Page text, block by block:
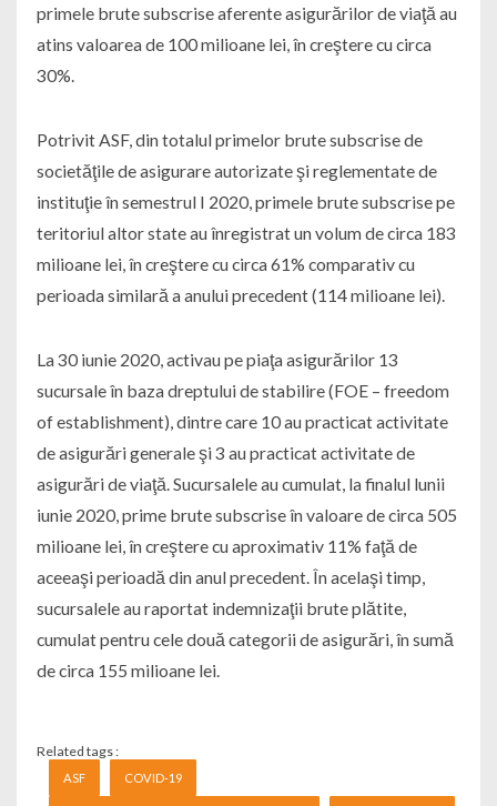
primele brute subscrise aferente asigurărilor de viaţă au
atins valoarea de 100 milioane lei, în creştere cu circa
30%.
Potrivit ASF, din totalul primelor brute subscrise de
societăţile de asigurare autorizate şi reglementate de
instituţie în semestrul I 2020, primele brute subscrise pe
teritoriul altor state au înregistrat un volum de circa 183
milioane lei, în creştere cu circa 61% comparativ cu
perioada similară a anului precedent (114 milioane lei).
La 30 iunie 2020, activau pe piaţa asigurărilor 13
sucursale în baza dreptului de stabilire (FOE – freedom
of establishment), dintre care 10 au practicat activitate
de asigurări generale şi 3 au practicat activitate de
asigurări de viaţă. Sucursalele au cumulat, la finalul lunii
iunie 2020, prime brute subscrise în valoare de circa 505
milioane lei, în creştere cu aproximativ 11% faţă de
aceeaşi perioadă din anul precedent. În acelaşi timp,
sucursalele au raportat indemnizaţii brute plătite,
cumulat pentru cele două categorii de asigurări, în sumă
de circa 155 milioane lei.
Related tags :
ASF COVID-19